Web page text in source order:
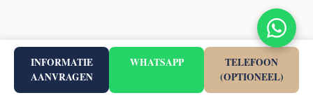
Hoogte & Terrein
INFORMATIE
AANVRAGEN
WHATSAPP
TELEFOON
(OPTIONEEL)